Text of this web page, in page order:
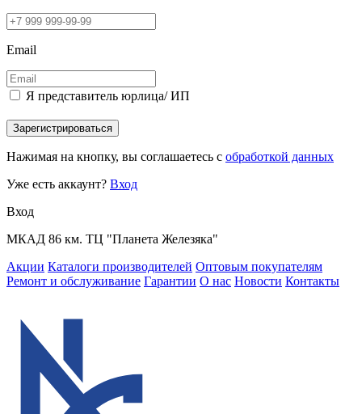
Email
Я представитель юрлица/ ИП
Зарегистрироваться
Нажимая на кнопку, вы соглашаетесь с обработкой данных
Уже есть аккаунт? Вход
Вход
МКАД 86 км. ТЦ "Планета Железяка"
Акции Каталоги производителей Оптовым покупателям
Ремонт и обслуживание Гарантии О нас Новости Контакты